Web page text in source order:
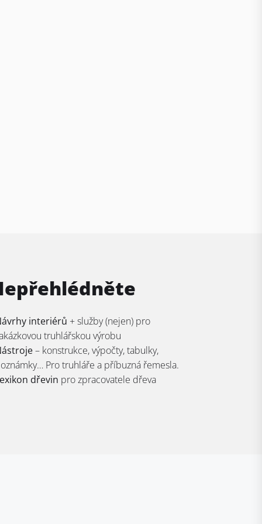
interiérů + služby (nejen) pro
truhlářskou výrobu
– konstrukce, výpočty, tabulky,
Pro truhláře a příbuzná řemesla.
dřevin pro zpracovatele dřeva